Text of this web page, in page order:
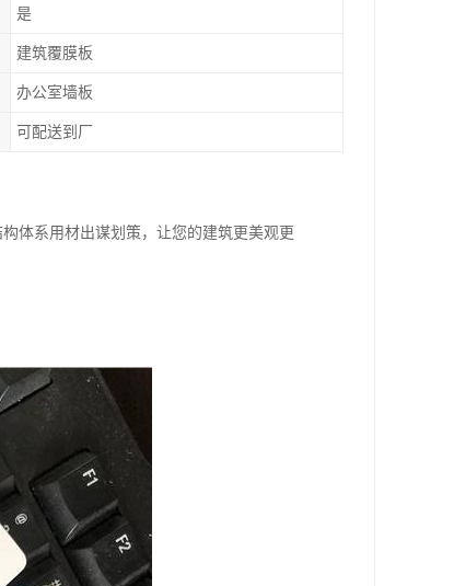
是
建筑覆膜板
办公室墙板
可配送到厂
体系用材出谋划策，让您的建筑更美观更